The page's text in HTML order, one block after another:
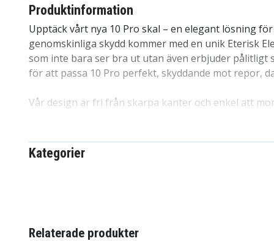
Produktinformation
Upptäck vårt nya 10 Pro skal – en elegant lösning
genomskinliga skydd kommer med en unik Eterisk
som inte bara ser bra ut utan även erbjuder pålitligt
för att passa 10 Pro perfekt, skyddande mot repor,
Vår design är fri från skarpa kanter och enkel att
mobil, utan risk för repor eller andra skador. Det är
skalvalen på marknaden av en anledning. Hög
detta skal står sig starkt i konkurrensen. Ett
inom familjen, bland barn och vänner. Särskilt
-Mobilskyddet är noggrant designat för att omge och
Kategorier
Relaterade produkter